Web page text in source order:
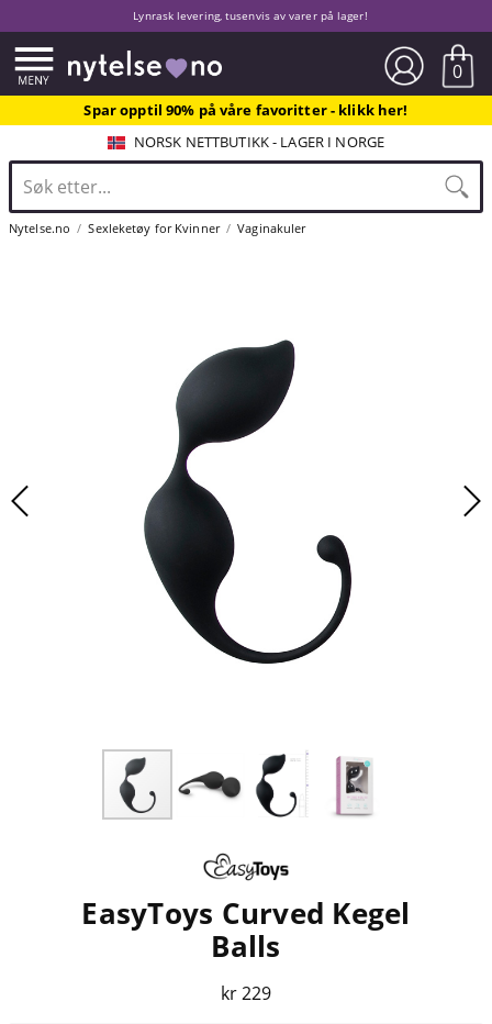
Lynrask levering, tusenvis av varer på lager!
0
Spar opptil 90% på våre favoritter - klikk her!
NORSK NETTBUTIKK - LAGER I NORGE
Nytelse.no Sexleketøy for Kvinner Vaginakuler
EasyToys Curved Kegel
Balls
kr 229